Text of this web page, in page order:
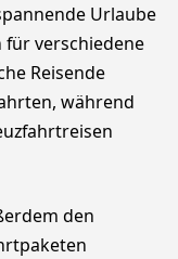
Urlaube
verschiedene
Reisende
während
den